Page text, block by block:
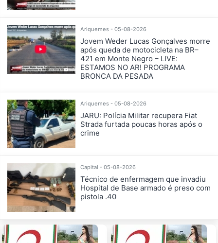
Ariquemes - 05-08-2026
Jovem Weder Lucas Gonçalves morre
após queda de motocicleta na BR–
421 em Monte Negro – LIVE:
ESTAMOS NO AR! PROGRAMA
BRONCA DA PESADA
Ariquemes - 05-08-2026
JARU: Polícia Militar recupera Fiat
Strada furtada poucas horas após o
crime
Capital - 05-08-2026
Técnico de enfermagem que invadiu
Hospital de Base armado é preso com
pistola .40